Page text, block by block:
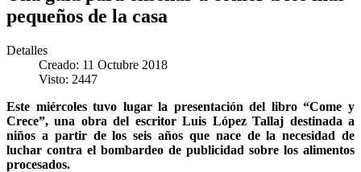
pequeños de la casa
Detalles
Creado: 11 Octubre 2018
Visto: 2447
Este miércoles tuvo lugar la presentación del libro “Come y
Crece”, una obra del escritor Luis López Tallaj destinada a
niños a partir de los seis años que nace de la necesidad de
luchar contra el bombardeo de publicidad sobre los alimentos
procesados.